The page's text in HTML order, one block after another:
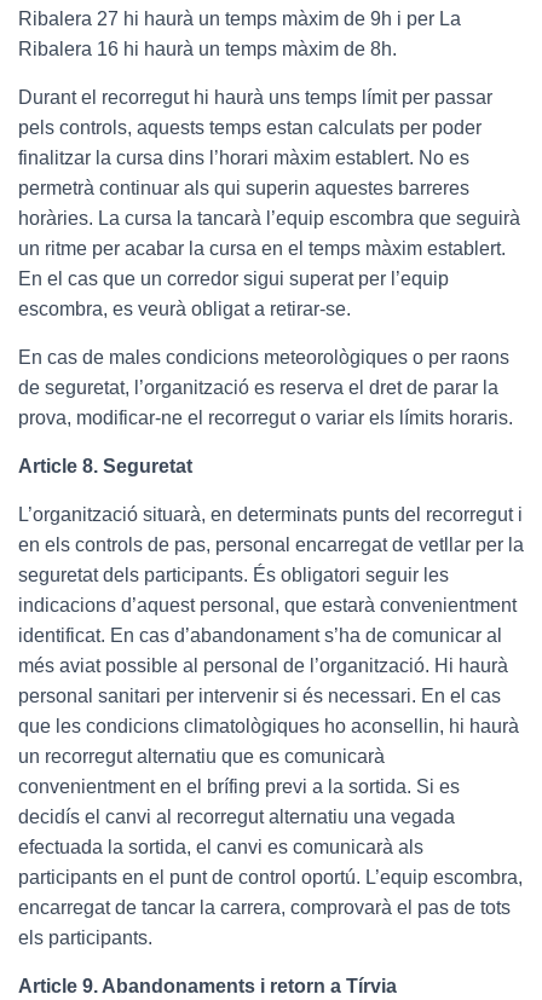
Ribalera 27 hi haurà un temps màxim de 9h i per La
Ribalera 16 hi haurà un temps màxim de 8h.
Durant el recorregut hi haurà uns temps límit per passar
pels controls, aquests temps estan calculats per poder
finalitzar la cursa dins l’horari màxim establert. No es
permetrà continuar als qui superin aquestes barreres
horàries. La cursa la tancarà l’equip escombra que seguirà
un ritme per acabar la cursa en el temps màxim establert.
En el cas que un corredor sigui superat per l’equip
escombra, es veurà obligat a retirar-se.
En cas de males condicions meteorològiques o per raons
de seguretat, l’organització es reserva el dret de parar la
prova, modificar-ne el recorregut o variar els límits horaris.
Article 8. Seguretat
L’organització situarà, en determinats punts del recorregut i
en els controls de pas, personal encarregat de vetllar per la
seguretat dels participants. És obligatori seguir les
indicacions d’aquest personal, que estarà convenientment
identificat. En cas d’abandonament s’ha de comunicar al
més aviat possible al personal de l’organització. Hi haurà
personal sanitari per intervenir si és necessari. En el cas
que les condicions climatològiques ho aconsellin, hi haurà
un recorregut alternatiu que es comunicarà
convenientment en el brífing previ a la sortida. Si es
decidís el canvi al recorregut alternatiu una vegada
efectuada la sortida, el canvi es comunicarà als
participants en el punt de control oportú. L’equip escombra,
encarregat de tancar la carrera, comprovarà el pas de tots
els participants.
Article 9. Abandonaments i retorn a Tírvia